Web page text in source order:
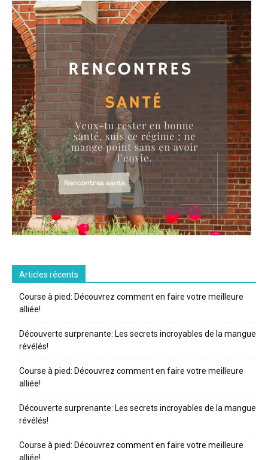
Articles récents
Course à pied: Découvrez comment en faire votre meilleure
alliée!
Découverte surprenante: Les secrets incroyables de la mangue
révélés!
Course à pied: Découvrez comment en faire votre meilleure
alliée!
Découverte surprenante: Les secrets incroyables de la mangue
révélés!
Course à pied: Découvrez comment en faire votre meilleure
alliée!